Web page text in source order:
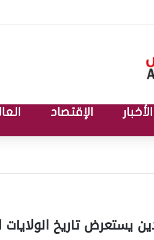
الأخبار الإقتصاد
يستعرض تاريخ